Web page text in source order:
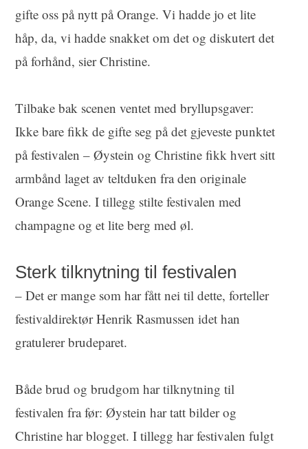
gifte oss på nytt på Orange. Vi hadde jo et lite
håp, da, vi hadde snakket om det og diskutert det
på forhånd, sier Christine.
Tilbake bak scenen ventet med bryllupsgaver:
Ikke bare fikk de gifte seg på det gjeveste punktet
på festivalen – Øystein og Christine fikk hvert sitt
armbånd laget av teltduken fra den originale
Orange Scene. I tillegg stilte festivalen med
champagne og et lite berg med øl.
Sterk tilknytning til festivalen
– Det er mange som har fått nei til dette, forteller
festivaldirektør Henrik Rasmussen idet han
gratulerer brudeparet.
Både brud og brudgom har tilknytning til
festivalen fra før: Øystein har tatt bilder og
Christine har blogget. I tillegg har festivalen fulgt